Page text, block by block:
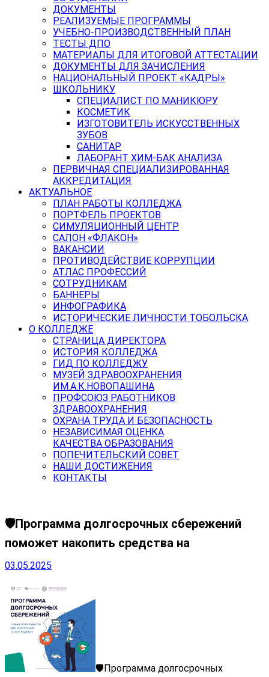
ДОКУМЕНТЫ
РЕАЛИЗУЕМЫЕ ПРОГРАММЫ
УЧЕБНО-ПРОИЗВОДСТВЕННЫЙ ПЛАН
ТЕСТЫ ДПО
МАТЕРИАЛЫ ДЛЯ ИТОГОВОЙ АТТЕСТАЦИИ
ДОКУМЕНТЫ ДЛЯ ЗАЧИСЛЕНИЯ
НАЦИОНАЛЬНЫЙ ПРОЕКТ «КАДРЫ»
ШКОЛЬНИКУ
СПЕЦИАЛИСТ ПО МАНИКЮРУ
КОСМЕТИК
ИЗГОТОВИТЕЛЬ ИСКУССТВЕННЫХ
ЗУБОВ
САНИТАР
ЛАБОРАНТ ХИМ-БАК АНАЛИЗА
ПЕРВИЧНАЯ СПЕЦИАЛИЗИРОВАННАЯ
АККРЕДИТАЦИЯ
АКТУАЛЬНОЕ
ПЛАН РАБОТЫ КОЛЛЕДЖА
ПОРТФЕЛЬ ПРОЕКТОВ
СИМУЛЯЦИОННЫЙ ЦЕНТР
САЛОН «ФЛАКОН»
ВАКАНСИИ
ПРОТИВОДЕЙСТВИЕ КОРРУПЦИИ
АТЛАС ПРОФЕССИЙ
СОТРУДНИКАМ
БАННЕРЫ
ИНФОГРАФИКА
ИСТОРИЧЕСКИЕ ЛИЧНОСТИ ТОБОЛЬСКА
О КОЛЛЕДЖЕ
СТРАНИЦА ДИРЕКТОРА
ИСТОРИЯ КОЛЛЕДЖА
ГИД ПО КОЛЛЕДЖУ
МУЗЕЙ ЗДРАВООХРАНЕНИЯ
ИМ.А.К.НОВОПАШИНА
ПРОФСОЮЗ РАБОТНИКОВ
ЗДРАВООХРАНЕНИЯ
ОХРАНА ТРУДА И БЕЗОПАСНОСТЬ
НЕЗАВИСИМАЯ ОЦЕНКА
КАЧЕСТВА ОБРАЗОВАНИЯ
ПОПЕЧИТЕЛЬСКИЙ СОВЕТ
НАШИ ДОСТИЖЕНИЯ
КОНТАКТЫ
🛡Программа долгосрочных сбережений
поможет накопить средства на
03.05.2025
🛡Программа долгосрочных